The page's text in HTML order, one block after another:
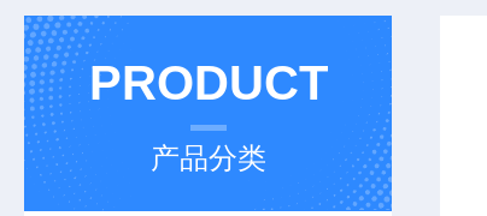
PRODUCT
产品分类